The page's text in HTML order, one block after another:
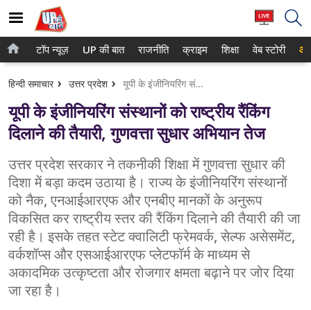
होम
टॉप न्यूज़
UP की बात
क्राइम
शिक्षा
वेब स्टोरी
टॉप न्यूज़ UP की बात राजनीति क्राइम शिक्षा वेब स्टोरी
हिन्दी समाचार उत्तर प्रदेश यूपी के इंजीनियरिंग संस्थानों को राष्ट्रीय रैंकिंग दिलाने की तैयारी, गुणवत्ता सुधार अभियान तेज
यूपी के इंजीनियरिंग संस्थानों को राष्ट्रीय रैंकिंग
दिलाने की तैयारी, गुणवत्ता सुधार अभियान तेज
उत्तर प्रदेश सरकार ने तकनीकी शिक्षा में गुणवत्ता सुधार की
दिशा में बड़ा कदम उठाया है। राज्य के इंजीनियरिंग संस्थानों
को नैक, एनआईआरएफ और एनबीए मानकों के अनुरूप
विकसित कर राष्ट्रीय स्तर की रैंकिंग दिलाने की तैयारी की जा
रही है। इसके तहत स्टेट क्वालिटी फ्रेमवर्क, सेल्फ असेसमेंट,
वर्कशॉप्स और एसआईआरएफ प्लेटफॉर्म के माध्यम से
अकादमिक उत्कृष्टता और रोजगार क्षमता बढ़ाने पर जोर दिया
जा रहा है।
गाजियाबाद
लखनऊ
वाराणसी
आगरा
अयोध्या
अलीगढ़